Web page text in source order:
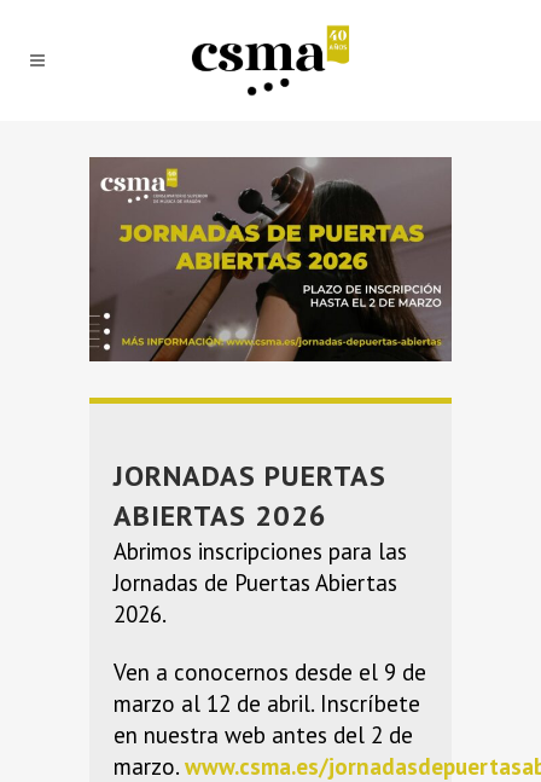
JORNADAS PUERTAS
ABIERTAS 2026
Abrimos inscripciones para las
Jornadas de Puertas Abiertas
2026.
Ven a conocernos desde el 9 de
marzo al 12 de abril. Inscríbete
en nuestra web antes del 2 de
marzo. www.csma.es/